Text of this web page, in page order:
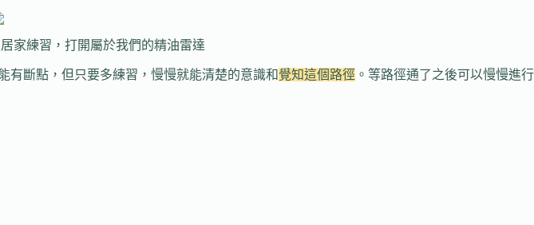
家練習，打開屬於我們的精油雷達
有斷點，但只要多練習，慢慢就能清楚的意識和覺知這個路徑 。等路徑通了之後可以慢慢進行